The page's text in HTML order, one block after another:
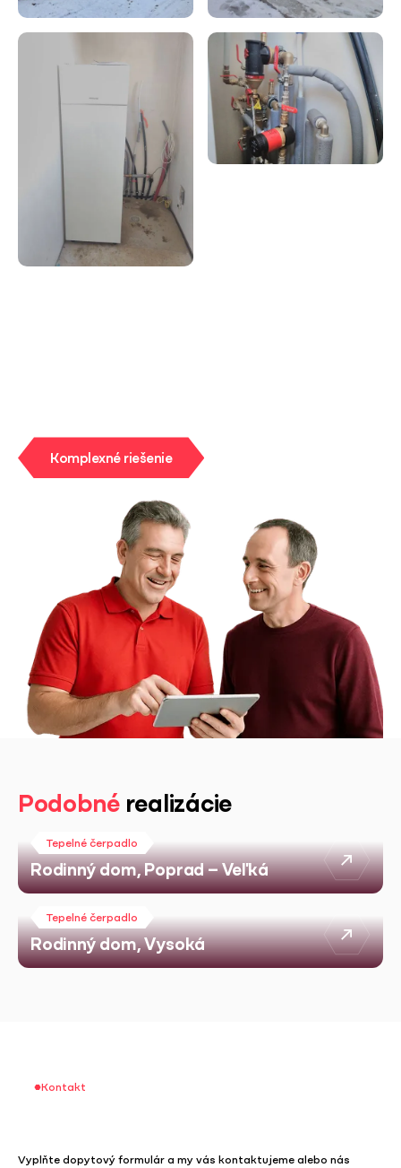
Komplexné riešenie
Komplexné riešenie
Podobné realizácie
Tepelné čerpadlo
Rodinný dom, Poprad – Veľká
Tepelné čerpadlo
Rodinný dom, Vysoká
Kontakt
Vyplňte dopytový formulár a my vás kontaktujeme alebo nás